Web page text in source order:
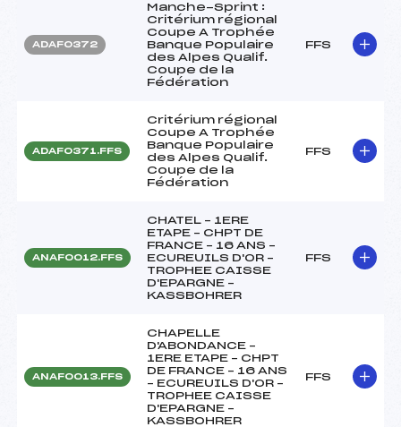
ADAF0372
Manche-Sprint :
Critérium régional
Coupe A Trophée
Banque Populaire
des Alpes Qualif.
Coupe de la
Fédération
FFS
ADAF0371.FFS
Critérium régional
Coupe A Trophée
Banque Populaire
des Alpes Qualif.
Coupe de la
Fédération
FFS
ANAF0012.FFS
CHATEL – 1ERE
ETAPE – CHPT DE
FRANCE – 16 ANS –
ECUREUILS D'OR –
TROPHEE CAISSE
D'EPARGNE –
KASSBOHRER
FFS
ANAF0013.FFS
CHAPELLE
D'ABONDANCE –
1ERE ETAPE – CHPT
DE FRANCE – 16 ANS
– ECUREUILS D'OR –
TROPHEE CAISSE
D'EPARGNE –
KASSBOHRER
FFS